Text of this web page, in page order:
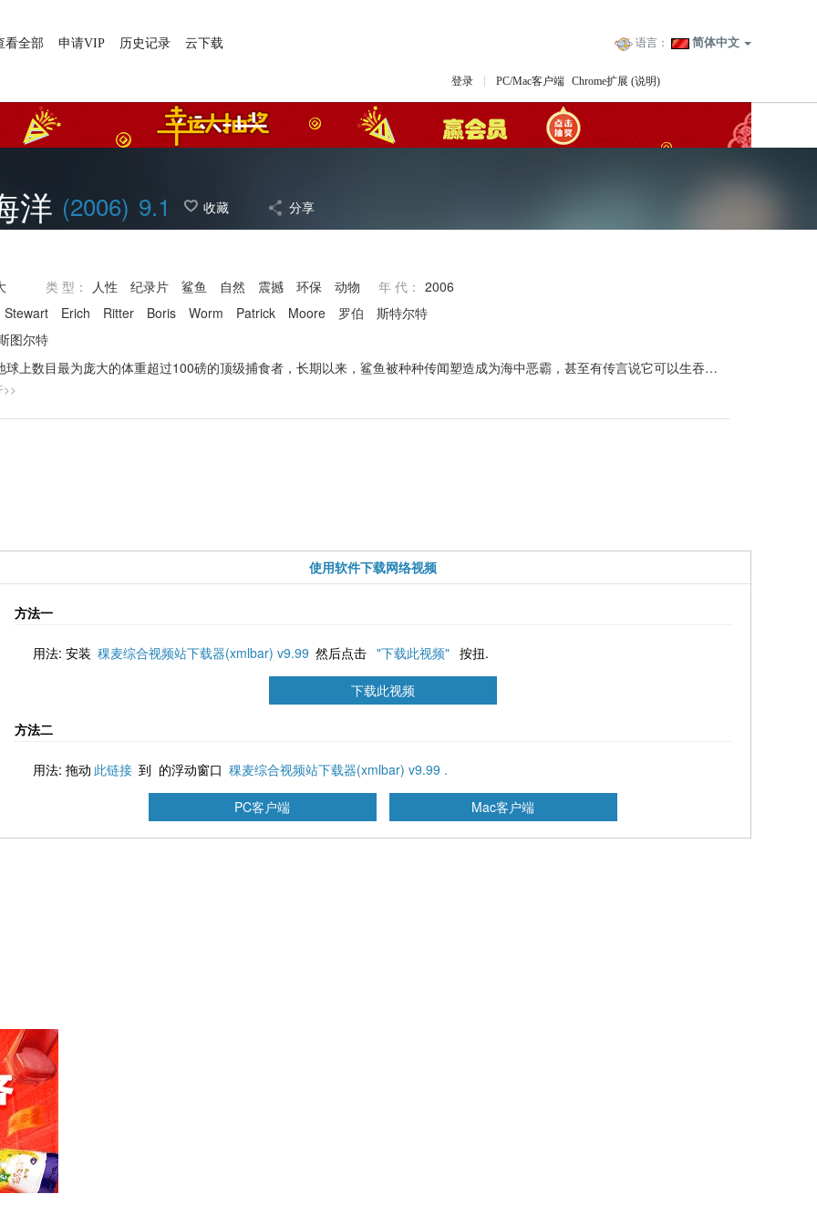
看全部 申请VIP 历史记录 云下载 语言： 简体中文
登录 PC/Mac客户端 Chrome扩展 (说明)
洋 (2006) 9.1 收藏 分享
类 型： 人性 纪录片 鲨鱼 自然 震撼 环保 动物 年 代： 2006
Stewart
Erich Ritter Boris Worm Patrick Moore 罗伯
斯特尔特
图尔特
作为地球上数目最为庞大的体重超过100磅的顶级捕食者，长期以来，鲨鱼被种种传闻塑造成为海中恶霸，甚至有传言说它可以生吞下整个活人。然而人们并没有意识到4亿年以来，正是由于鲨鱼的存在，才使得整个海洋生态系统维持稳定，从而塑造了这个世界以及整个陆地的生命史。可是，这一存在于地球几亿年的古老的物种，如今却遭遇灭顶之灾。由于鱼翅交易所带来的暴利，大批鲨鱼被捕杀，由于对于鲨鱼缺乏科学的认识，捕杀鲨鱼的行为并未受到过多限制，鲨鱼正在以惊人的数目锐减。幸运的是，许多认识到这一点的人们开始行动起来，他们冒着被渔翅业黑手党杀害的危险，战斗在保护鲨鱼的最前线…… 本片入选加拿大多伦多国际电影节前十作品榜单，获得包括夏威夷电影节评委会特别奖在内的15项国际大奖。
使用软件下载网络视频
方法一
用法: 安装 稞麦综合视频站下载器(xmlbar) v9.99 然后点击 "下载此视频" 按扭.
方法二
用法: 拖动 此链接 到 的浮动窗口 稞麦综合视频站下载器(xmlbar) v9.99 .